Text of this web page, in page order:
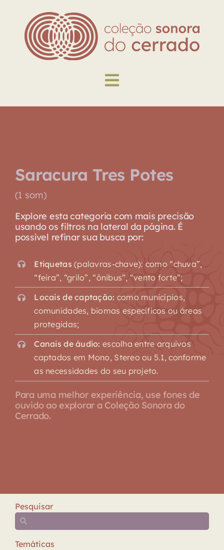
content
Toggle
Navigation
Sobre
Saracura Tres Potes
(1 som)
Explore esta categoria com mais precisão
usando os filtros na lateral da página. É
possível refinar sua busca por:
Etiquetas (palavras-chave): como “chuva”,
“feira”, “grilo”, “ônibus”, “vento forte”;
Locais de captação: como municípios,
comunidades, biomas específicos ou áreas
protegidas;
Canais de áudio: escolha entre arquivos
captados em Mono, Stereo ou 5.1, conforme
as necessidades do seu projeto.
Para uma melhor experiência, use fones de
ouvido ao explorar a Coleção Sonora do
Cerrado.
Pesquisar
Temáticas